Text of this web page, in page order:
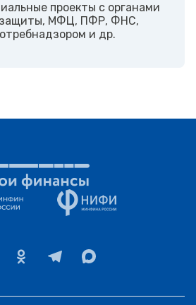
проекты с органами
защиты, МФЦ, ПФР, ФНС,
и др.